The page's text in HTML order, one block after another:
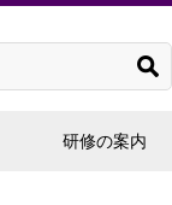
研修の案内